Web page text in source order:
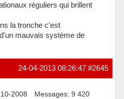
réguliers qui brillent
la tronche c'est
mauvais système de
#2645
24-04-2013 08:26:47
2008 Messages: 9 420